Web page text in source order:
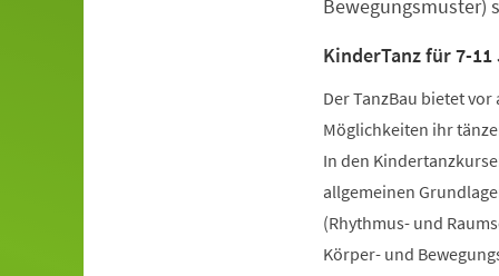
Bewegungsmuster)
KinderTanz für 7-
Der TanzBau bietet
Möglichkeiten ihr
In den
allgemeinen
(Rhythmus- und
Körper- und